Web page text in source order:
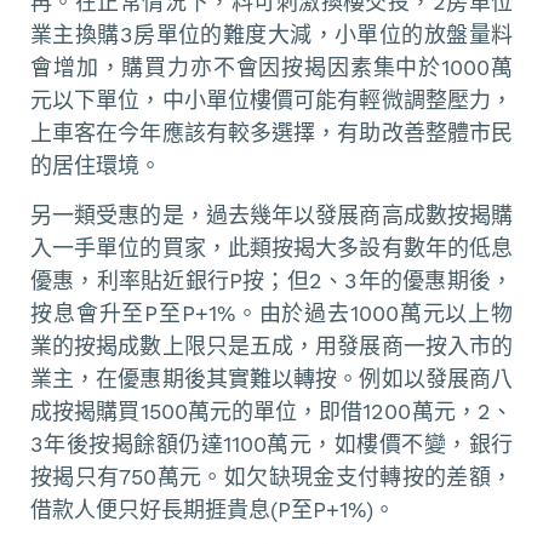
業主換購3房單位的難度大減，小單位的放盤量料
會增加，購買力亦不會因按揭因素集中於1000萬
元以下單位，中小單位樓價可能有輕微調整壓力，
上車客在今年應該有較多選擇，有助改善整體市民
的居住環境。
另一類受惠的是，過去幾年以發展商高成數按揭購
入一手單位的買家，此類按揭大多設有數年的低息
優惠，利率貼近銀行P按；但2、3年的優惠期後，
按息會升至P至P+1%。由於過去1000萬元以上物
業的按揭成數上限只是五成，用發展商一按入市的
業主，在優惠期後其實難以轉按。例如以發展商八
成按揭購買1500萬元的單位，即借1200萬元，2、
3年後按揭餘額仍達1100萬元，如樓價不變，銀行
按揭只有750萬元。如欠缺現金支付轉按的差額，
借款人便只好長期捱貴息(P至P+1%)。